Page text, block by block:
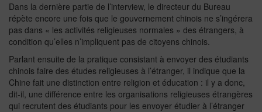
Dans la dernière partie de l’interview, le directeur du Bureau
répète encore une fois que le gouvernement chinois ne s’ingérera
pas dans « les activités religieuses normales » des étrangers, à
condition qu’elles n’impliquent pas de citoyens chinois.
Parlant ensuite de la pratique consistant à envoyer des étudiants
chinois faire des études religieuses à l’étranger, il indique que la
Chine fait une distinction entre religion et éducation : il y a donc,
dit-il, une différence entre les organisations religieuses étrangères
qui recrutent des étudiants pour les envoyer étudier à l’étranger